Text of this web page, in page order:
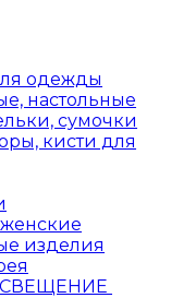
одежды
настольные
сумочки
кисти для
изделия